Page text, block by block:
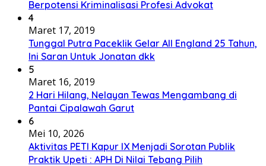
Berpotensi Kriminalisasi Profesi Advokat
4
Maret 17, 2019
Tunggal Putra Paceklik Gelar All England 25 Tahun,
Ini Saran Untuk Jonatan dkk
5
Maret 16, 2019
2 Hari Hilang, Nelayan Tewas Mengambang di
Pantai Cipalawah Garut
6
Mei 10, 2026
Aktivitas PETI Kapur IX Menjadi Sorotan Publik
Praktik Upeti : APH Di Nilai Tebang Pilih